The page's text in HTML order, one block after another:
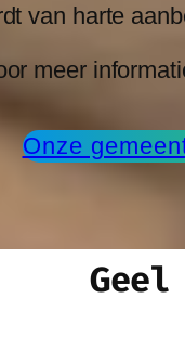
van harte
meer
Onze
Geel